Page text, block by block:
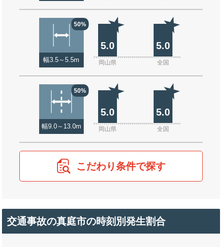
50%
幅3.5～5.5m
5.0 5.0
岡山県 全国
50%
幅9.0～13.0m
5.0 5.0
岡山県 全国
こだわり条件で探す
交通事故の真庭市の時刻別発生割合